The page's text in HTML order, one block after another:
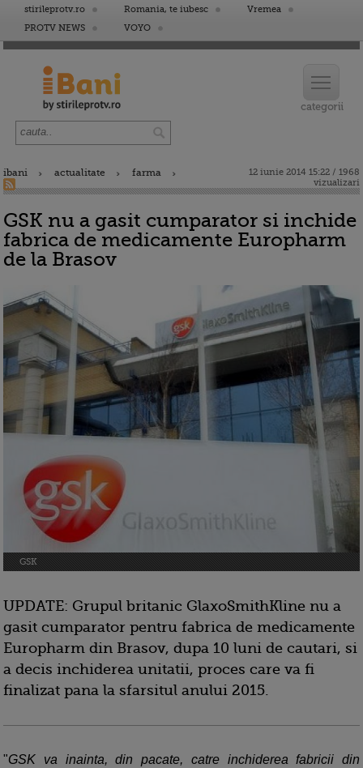
stirileprotv.ro Romania, te iubesc
Vremea
PROTV NEWS
VOYO
ibani actualitate farma
12 iunie 2014 15:22 / 1968
vizualizari
GSK nu a gasit cumparator si inchide
fabrica de medicamente Europharm
de la Brasov
GSK
UPDATE: Grupul britanic GlaxoSmithKline nu a
gasit cumparator pentru fabrica de medicamente
Europharm din Brasov, dupa 10 luni de cautari, si
a decis inchiderea unitatii, proces care va fi
finalizat pana la sfarsitul anului 2015.
"GSK va inainta, din pacate, catre inchiderea fabricii din